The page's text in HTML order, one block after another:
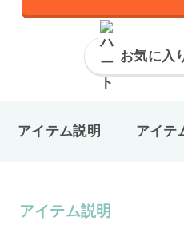
お気に入
アイテム説明 アイテ
アイテム説明